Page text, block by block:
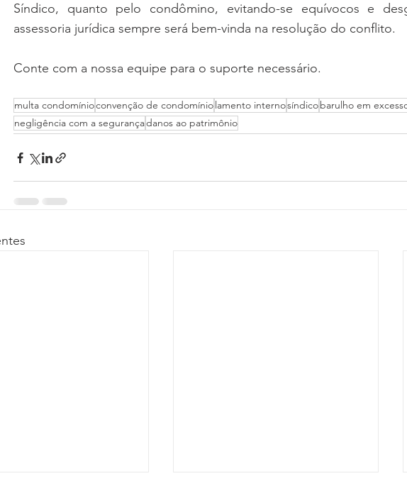
Síndico, quanto pelo condômino, evitando-se equívocos e
assessoria jurídica sempre será bem-vinda na resolução do conflito.
Conte com a nossa equipe para o suporte necessário.
multa condomínioconvenção de condomíniolamento internosíndicobarulho em
negligência com a segurançadanos ao patrimônio